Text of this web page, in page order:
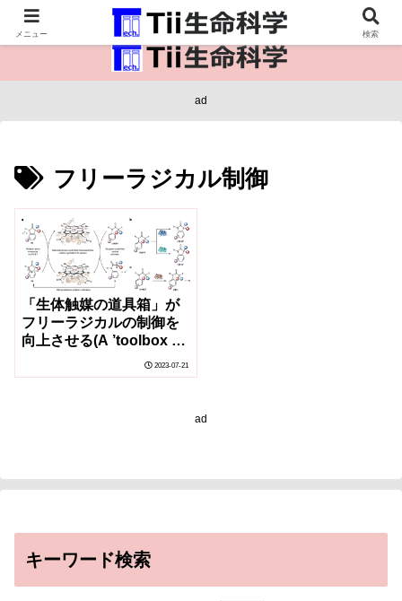
医療保健・生命・生物の情報インフラ。
ad
フリーラジカル制御
「生体触媒の道具箱」が
フリーラジカルの制御を
向上させる(A ’toolbox of
biocatalysts’ improves
control over free
2023-07-21
ad
キーワード検索
メニュー 検索